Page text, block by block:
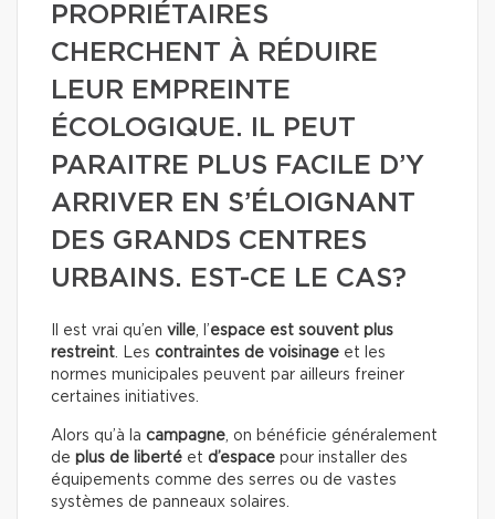
PROPRIÉTAIRES
CHERCHENT À RÉDUIRE
LEUR EMPREINTE
ÉCOLOGIQUE. IL PEUT
PARAITRE PLUS FACILE D’Y
ARRIVER EN S’ÉLOIGNANT
DES GRANDS CENTRES
URBAINS. EST-CE LE CAS?
Il est vrai qu’en ville, l’espace est souvent plus
restreint. Les contraintes de voisinage et les
normes municipales peuvent par ailleurs freiner
certaines initiatives.
Alors qu’à la campagne, on bénéficie généralement
de plus de liberté et d’espace pour installer des
équipements comme des serres ou de vastes
systèmes de panneaux solaires.